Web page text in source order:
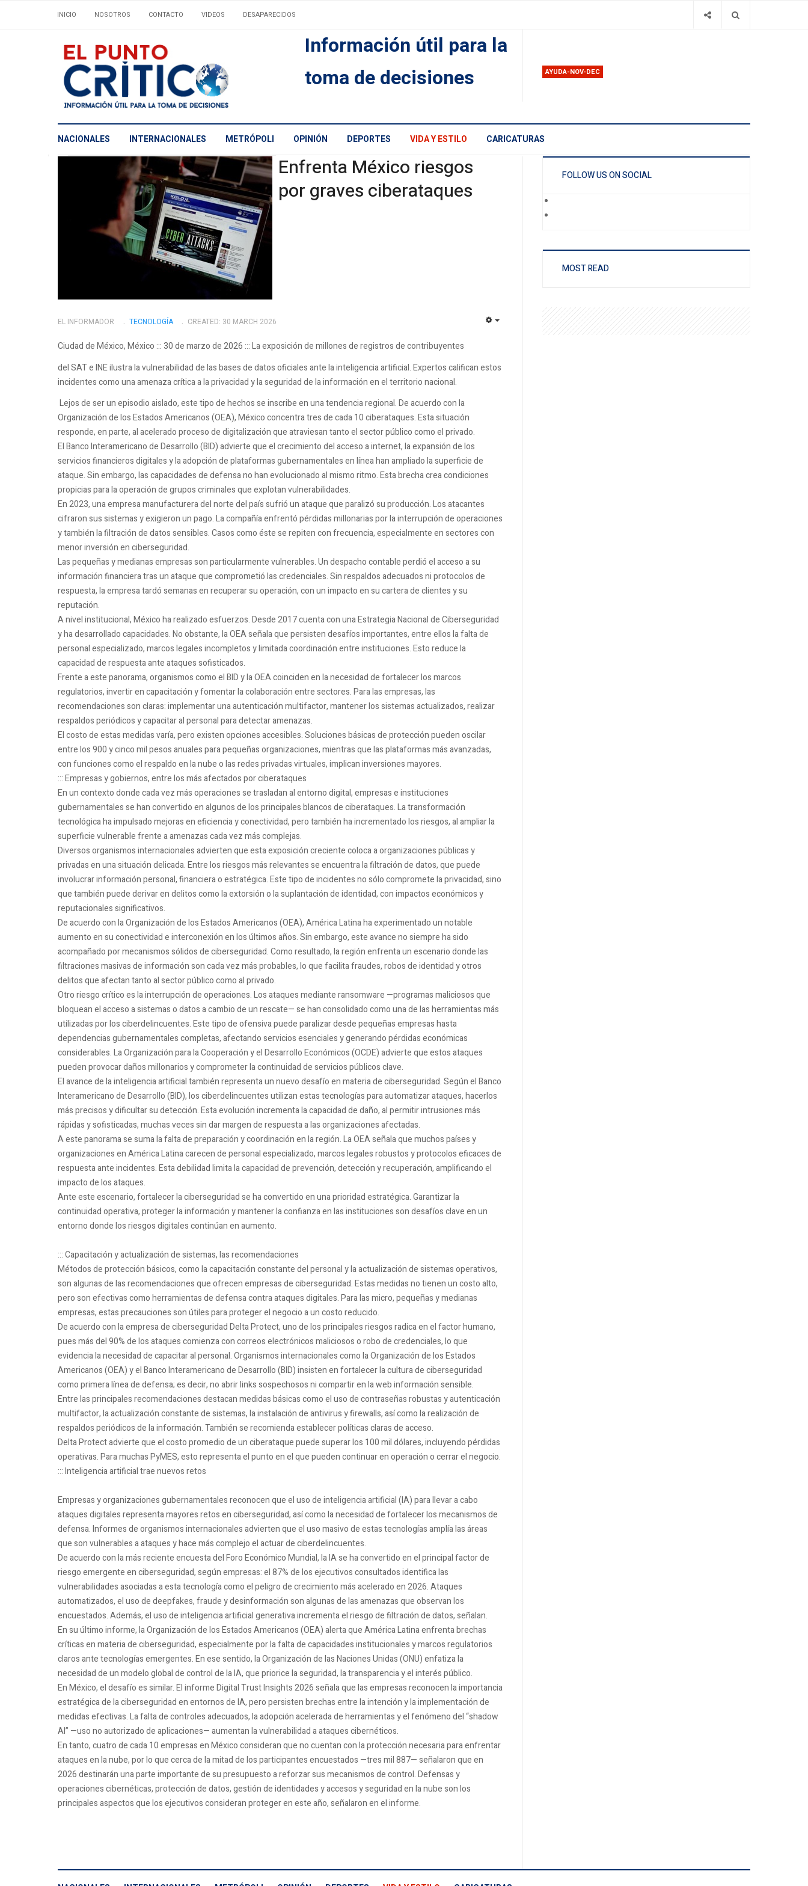
INICIO NOSOTROS CONTACTO VIDEOS DESAPARECIDOS
Información útil para la
toma de decisiones
AYUDA-NOV-DEC
NACIONALES INTERNACIONALES METRÓPOLI OPINIÓN DEPORTES VIDA Y ESTILO CARICATURAS
Enfrenta México riesgos
por graves ciberataques
EL INFORMADOR TECNOLOGÍ­A CREATED: 30 MARCH 2026
Ciudad de México, México ::: 30 de marzo de 2026 ::: La exposición de millones de registros de contribuyentes
del SAT e INE ilustra la vulnerabilidad de las bases de datos oficiales ante la inteligencia artificial. Expertos califican estos
incidentes como una amenaza crítica a la privacidad y la seguridad de la información en el territorio nacional.
Lejos de ser un episodio aislado, este tipo de hechos se inscribe en una tendencia regional. De acuerdo con la
Organización de los Estados Americanos (OEA), México concentra tres de cada 10 ciberataques. Esta situación
responde, en parte, al acelerado proceso de digitalización que atraviesan tanto el sector público como el privado.
El Banco Interamericano de Desarrollo (BID) advierte que el crecimiento del acceso a internet, la expansión de los
servicios financieros digitales y la adopción de plataformas gubernamentales en línea han ampliado la superficie de
ataque. Sin embargo, las capacidades de defensa no han evolucionado al mismo ritmo. Esta brecha crea condiciones
propicias para la operación de grupos criminales que explotan vulnerabilidades.
En 2023, una empresa manufacturera del norte del país sufrió un ataque que paralizó su producción. Los atacantes
cifraron sus sistemas y exigieron un pago. La compañía enfrentó pérdidas millonarias por la interrupción de operaciones
y también la filtración de datos sensibles. Casos como éste se repiten con frecuencia, especialmente en sectores con
menor inversión en ciberseguridad.
Las pequeñas y medianas empresas son particularmente vulnerables. Un despacho contable perdió el acceso a su
información financiera tras un ataque que comprometió las credenciales. Sin respaldos adecuados ni protocolos de
respuesta, la empresa tardó semanas en recuperar su operación, con un impacto en su cartera de clientes y su
reputación.
A nivel institucional, México ha realizado esfuerzos. Desde 2017 cuenta con una Estrategia Nacional de Ciberseguridad
y ha desarrollado capacidades. No obstante, la OEA señala que persisten desafíos importantes, entre ellos la falta de
personal especializado, marcos legales incompletos y limitada coordinación entre instituciones. Esto reduce la
capacidad de respuesta ante ataques sofisticados.
Frente a este panorama, organismos como el BID y la OEA coinciden en la necesidad de fortalecer los marcos
regulatorios, invertir en capacitación y fomentar la colaboración entre sectores. Para las empresas, las
recomendaciones son claras: implementar una autenticación multifactor, mantener los sistemas actualizados, realizar
respaldos periódicos y capacitar al personal para detectar amenazas.
El costo de estas medidas varía, pero existen opciones accesibles. Soluciones básicas de protección pueden oscilar
entre los 900 y cinco mil pesos anuales para pequeñas organizaciones, mientras que las plataformas más avanzadas,
con funciones como el respaldo en la nube o las redes privadas virtuales, implican inversiones mayores.
::: Empresas y gobiernos, entre los más afectados por ciberataques
En un contexto donde cada vez más operaciones se trasladan al entorno digital, empresas e instituciones
gubernamentales se han convertido en algunos de los principales blancos de ciberataques. La transformación
tecnológica ha impulsado mejoras en eficiencia y conectividad, pero también ha incrementado los riesgos, al ampliar la
superficie vulnerable frente a amenazas cada vez más complejas.
Diversos organismos internacionales advierten que esta exposición creciente coloca a organizaciones públicas y
privadas en una situación delicada. Entre los riesgos más relevantes se encuentra la filtración de datos, que puede
involucrar información personal, financiera o estratégica. Este tipo de incidentes no sólo compromete la privacidad, sino
que también puede derivar en delitos como la extorsión o la suplantación de identidad, con impactos económicos y
reputacionales significativos.
De acuerdo con la Organización de los Estados Americanos (OEA), América Latina ha experimentado un notable
aumento en su conectividad e interconexión en los últimos años. Sin embargo, este avance no siempre ha sido
acompañado por mecanismos sólidos de ciberseguridad. Como resultado, la región enfrenta un escenario donde las
filtraciones masivas de información son cada vez más probables, lo que facilita fraudes, robos de identidad y otros
delitos que afectan tanto al sector público como al privado.
Otro riesgo crítico es la interrupción de operaciones. Los ataques mediante ransomware —programas maliciosos que
bloquean el acceso a sistemas o datos a cambio de un rescate— se han consolidado como una de las herramientas más
utilizadas por los ciberdelincuentes. Este tipo de ofensiva puede paralizar desde pequeñas empresas hasta
dependencias gubernamentales completas, afectando servicios esenciales y generando pérdidas económicas
considerables. La Organización para la Cooperación y el Desarrollo Económicos (OCDE) advierte que estos ataques
pueden provocar daños millonarios y comprometer la continuidad de servicios públicos clave.
El avance de la inteligencia artificial también representa un nuevo desafío en materia de ciberseguridad. Según el Banco
Interamericano de Desarrollo (BID), los ciberdelincuentes utilizan estas tecnologías para automatizar ataques, hacerlos
más precisos y dificultar su detección. Esta evolución incrementa la capacidad de daño, al permitir intrusiones más
rápidas y sofisticadas, muchas veces sin dar margen de respuesta a las organizaciones afectadas.
A este panorama se suma la falta de preparación y coordinación en la región. La OEA señala que muchos países y
organizaciones en América Latina carecen de personal especializado, marcos legales robustos y protocolos eficaces de
respuesta ante incidentes. Esta debilidad limita la capacidad de prevención, detección y recuperación, amplificando el
impacto de los ataques.
Ante este escenario, fortalecer la ciberseguridad se ha convertido en una prioridad estratégica. Garantizar la
continuidad operativa, proteger la información y mantener la confianza en las instituciones son desafíos clave en un
entorno donde los riesgos digitales continúan en aumento.
::: Capacitación y actualización de sistemas, las recomendaciones
Métodos de protección básicos, como la capacitación constante del personal y la actualización de sistemas operativos,
son algunas de las recomendaciones que ofrecen empresas de ciberseguridad. Estas medidas no tienen un costo alto,
pero son efectivas como herramientas de defensa contra ataques digitales. Para las micro, pequeñas y medianas
empresas, estas precauciones son útiles para proteger el negocio a un costo reducido.
De acuerdo con la empresa de ciberseguridad Delta Protect, uno de los principales riesgos radica en el factor humano,
pues más del 90% de los ataques comienza con correos electrónicos maliciosos o robo de credenciales, lo que
evidencia la necesidad de capacitar al personal. Organismos internacionales como la Organización de los Estados
Americanos (OEA) y el Banco Interamericano de Desarrollo (BID) insisten en fortalecer la cultura de ciberseguridad
como primera línea de defensa; es decir, no abrir links sospechosos ni compartir en la web información sensible.
Entre las principales recomendaciones destacan medidas básicas como el uso de contraseñas robustas y autenticación
multifactor, la actualización constante de sistemas, la instalación de antivirus y firewalls, así como la realización de
respaldos periódicos de la información. También se recomienda establecer políticas claras de acceso.
Delta Protect advierte que el costo promedio de un ciberataque puede superar los 100 mil dólares, incluyendo pérdidas
operativas. Para muchas PyMES, esto representa el punto en el que pueden continuar en operación o cerrar el negocio.
::: Inteligencia artificial trae nuevos retos
Empresas y organizaciones gubernamentales reconocen que el uso de inteligencia artificial (IA) para llevar a cabo
ataques digitales representa mayores retos en ciberseguridad, así como la necesidad de fortalecer los mecanismos de
defensa. Informes de organismos internacionales advierten que el uso masivo de estas tecnologías amplía las áreas
que son vulnerables a ataques y hace más complejo el actuar de ciberdelincuentes.
De acuerdo con la más reciente encuesta del Foro Económico Mundial, la IA se ha convertido en el principal factor de
riesgo emergente en ciberseguridad, según empresas: el 87% de los ejecutivos consultados identifica las
vulnerabilidades asociadas a esta tecnología como el peligro de crecimiento más acelerado en 2026. Ataques
automatizados, el uso de deepfakes, fraude y desinformación son algunas de las amenazas que observan los
encuestados. Además, el uso de inteligencia artificial generativa incrementa el riesgo de filtración de datos, señalan.
En su último informe, la Organización de los Estados Americanos (OEA) alerta que América Latina enfrenta brechas
críticas en materia de ciberseguridad, especialmente por la falta de capacidades institucionales y marcos regulatorios
claros ante tecnologías emergentes. En ese sentido, la Organización de las Naciones Unidas (ONU) enfatiza la
necesidad de un modelo global de control de la IA, que priorice la seguridad, la transparencia y el interés público.
En México, el desafío es similar. El informe Digital Trust Insights 2026 señala que las empresas reconocen la importancia
estratégica de la ciberseguridad en entornos de IA, pero persisten brechas entre la intención y la implementación de
medidas efectivas. La falta de controles adecuados, la adopción acelerada de herramientas y el fenómeno del “shadow
AI” —uso no autorizado de aplicaciones— aumentan la vulnerabilidad a ataques cibernéticos.
En tanto, cuatro de cada 10 empresas en México consideran que no cuentan con la protección necesaria para enfrentar
ataques en la nube, por lo que cerca de la mitad de los participantes encuestados —tres mil 887— señalaron que en
2026 destinarán una parte importante de su presupuesto a reforzar sus mecanismos de control. Defensas y
operaciones cibernéticas, protección de datos, gestión de identidades y accesos y seguridad en la nube son los
principales aspectos que los ejecutivos consideran proteger en este año, señalaron en el informe.
FOLLOW US ON SOCIAL
MOST READ